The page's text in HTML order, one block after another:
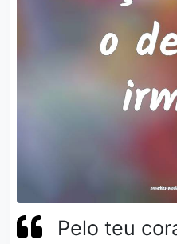
Pelo teu